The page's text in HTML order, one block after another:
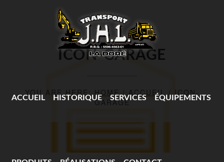
ACCUEIL HISTORIQUE SERVICES ÉQUIPEMENTS
ICON-GARAGE
YOU ARE HERE: HOME/ACCUEIL /ICON-
GARAGE